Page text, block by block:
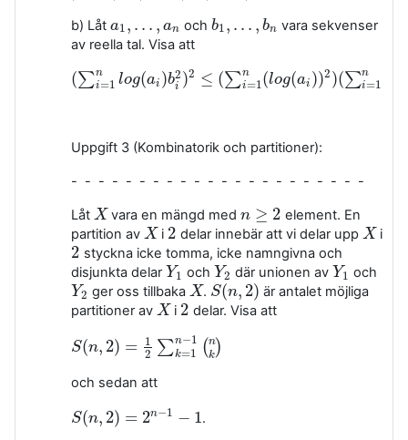
b) Låt a1, . . . , an
a1, .. ., a n och b1, . . . , bn
b1 ,. .. ,b n
vara sekvenser
av reella tal. Visa att
(∑n
i=1 log(ai )b2
i )2 ≤ (∑n
i=1(log(ai ))2)(∑n
i=1
( ∑i =1nl og(ai)bi 2)2 ≤( ∑i= 1n( og(ai))2)(∑i= 1 nbi4)
Uppgift 3 (Kombinatorik och partitioner):
- - - - - - - - - - - - - - - - - - - - - -
Låt X
X vara en mängd medn ≥ 2
n≥2
element. En
partition av X
X i 2
2 delar innebär att vi delar upp X
X i
2
2 styckna icke tomma, icke namngivna och
disjunkta delar Y1
Y1 och Y2
Y2 där unionen av Y1
Y1 och
Y2
Y2 ger oss tillbakaX
X . S(n, 2)
S(n,2 )
är antalet möjliga
partitioner av X
X i 2
2 delar. Visa att
S(n, 2) = 1
2 ∑n−1
k=1 (n
k)
S(n,2 )=1 2∑ k= 1n −1 n k )
och sedan att
S(n, 2) = 2n−1 − 1
S(n,2 )=2 n− 1− .